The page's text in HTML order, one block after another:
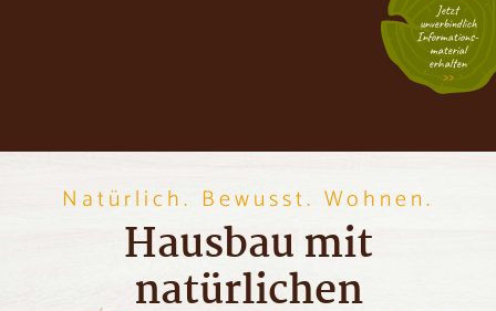
Hausbau mit
natürlichen
Natürlich. Bewusst. Wohnen.
Jetzt
unverbindlich
Informations­
material
erhalten